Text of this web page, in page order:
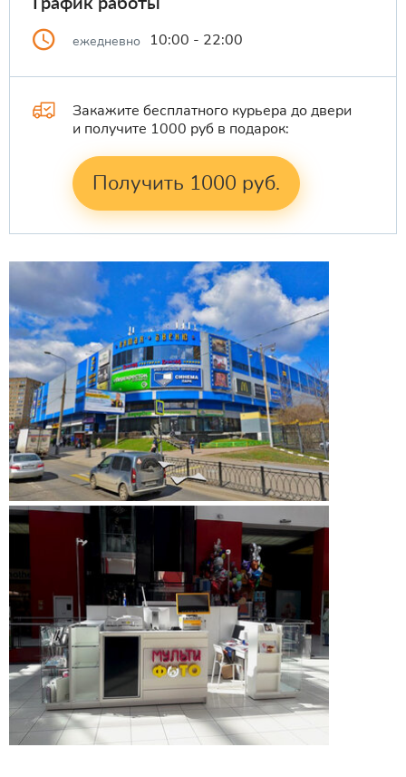
ежедневно 10:00 - 22:00
Закажите бесплатного курьера до двери
и получите 1000 руб в подарок:
Получить 1000 руб.